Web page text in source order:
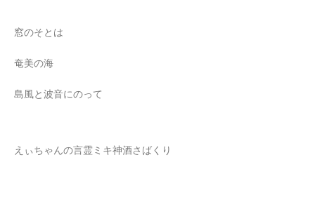
窓のそとは
奄美の海
島風と波音にのって
えぃちゃんの言霊ミキ神酒さばくり